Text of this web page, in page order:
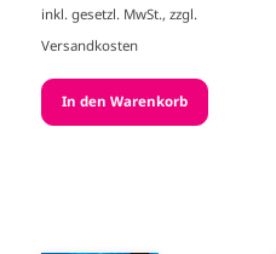
inkl. gesetzl. MwSt., zzgl.
Versandkosten